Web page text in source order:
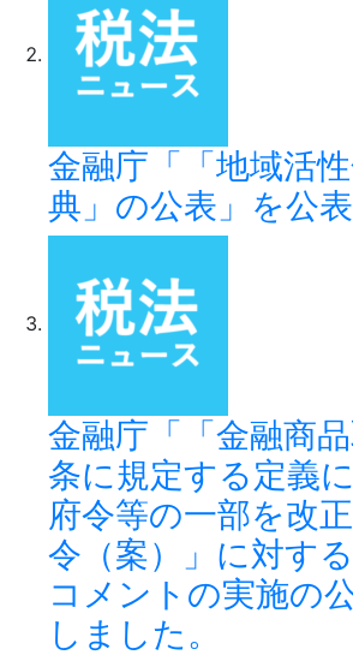
金融庁「「地域活
典」の公表」を公
金融庁「「金融商
条に規定する定義
府令等の一部を改
令（案）」に対す
コメントの実施の
しました。